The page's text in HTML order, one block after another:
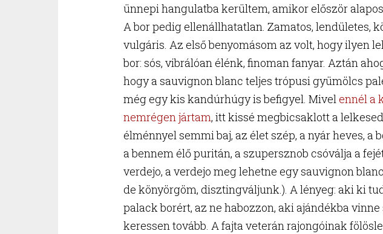
ünnepi hangulatba kerültem, amikor először
A bor pedig ellenállhatatlan. Zamatos, lendületes,
vulgáris. Az első benyomásom az volt, hogy ilyen
bor: sós, vibrálóan élénk, finoman fanyar. Aztán
hogy a sauvignon blanc teljes trópusi gyümölcs
még egy kis kandúrhúgy is befigyel. Mivelennél a
nemrégen jártam, itt kissé megbicsaklott a
élménnyel semmi baj, az élet szép, a nyár heves, a
a bennem élő puritán, a szupersznob csóválja a
verdejo, a verdejo meg lehetne egy sauvignon
de könyörgöm, disztingváljunk.). A lényeg: aki ki
palack borért, az ne habozzon, aki ajándékba
keressen tovább. A fajta veterán rajongóinak